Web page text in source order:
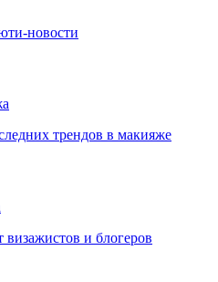
новости
трендов в макияже
и блогеров